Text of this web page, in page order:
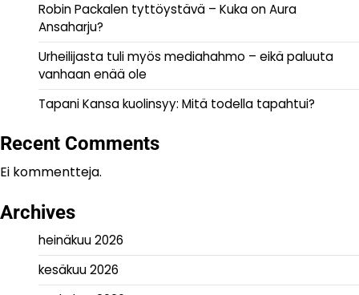
Robin Packalen tyttöystävä – Kuka on Aura
Ansaharju?
Urheilijasta tuli myös mediahahmo – eikä paluuta
vanhaan enää ole
Tapani Kansa kuolinsyy: Mitä todella tapahtui?
Recent Comments
Ei kommentteja.
Archives
heinäkuu 2026
kesäkuu 2026